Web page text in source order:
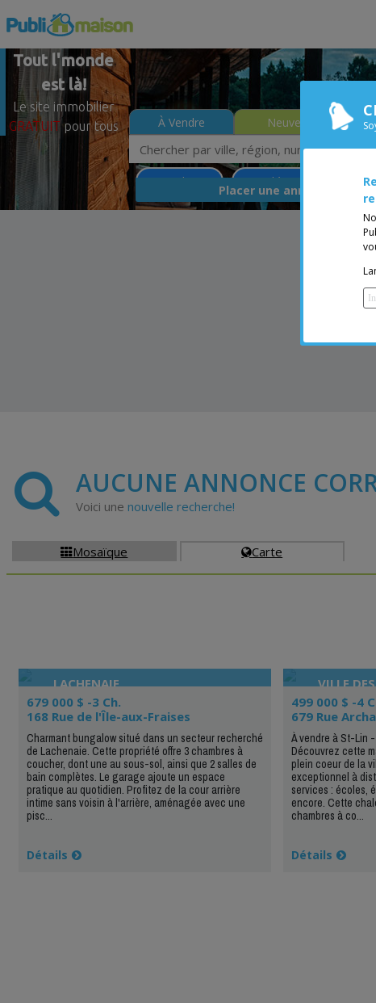
Tout l'monde
est là!
Le site immobilier
GRATUIT pour tous À Vendre Neuves
Saint-Calixte Lanaudière Moins
Placer une annonce
AUCUNE ANNONCE
Voici une nouvelle recherche!
Mosaïque Carte
LACHENAIE
679 000 $ -3 Ch.
168 Rue de l'Île-aux-Fraises
Charmant bungalow situé dans un secteur recherché
de Lachenaie. Cette propriété offre 3 chambres à
coucher, dont une au sous-sol, ainsi que 2 salles de
bain complètes. Le garage ajoute un espace
pratique au quotidien. Profitez de la cour arrière
intime sans voisin à l'arrière, aménagée avec une
pisc...
Détails
VILLE
499 000 $ -4
679 Rue
À vendre à St-Lin
Découvrez cette
plein coeur de la
exceptionnel à
services : écoles,
encore. Cette
chambres à co...
Détails